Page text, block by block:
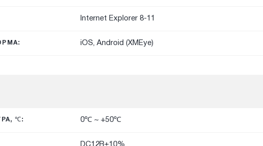
Internet Explorer 8-11
iOS, Android (XMEye)
℃: 0℃ ~ +50℃
DC12В±10%